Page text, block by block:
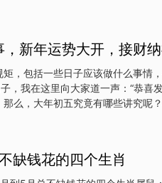
新年运势大开，接财
，包括一些日子应该做什么事情
，我在这里向大家道一声：“恭喜
么，大年初五究竟有哪些讲究呢
，多金多福。“大年初五做3事”1
通，庇佑自己新年发大财。而商
统年俗中，正月初五要“送穷”，包
缺钱花的四个生肖